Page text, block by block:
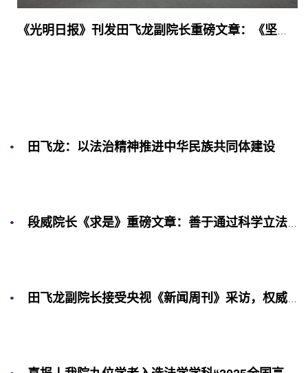
《光明日报》刊发田飞龙副院长重磅文章：《坚持和完善行政主导 不断提升港澳依法治理效能》
田飞龙：以法治精神推进中华民族共同体建设
段威院长《求是》重磅文章：善于通过科学立法解决新问题
田飞龙副院长接受央视《新闻周刊》采访，权威解读惩治“台独”新举措